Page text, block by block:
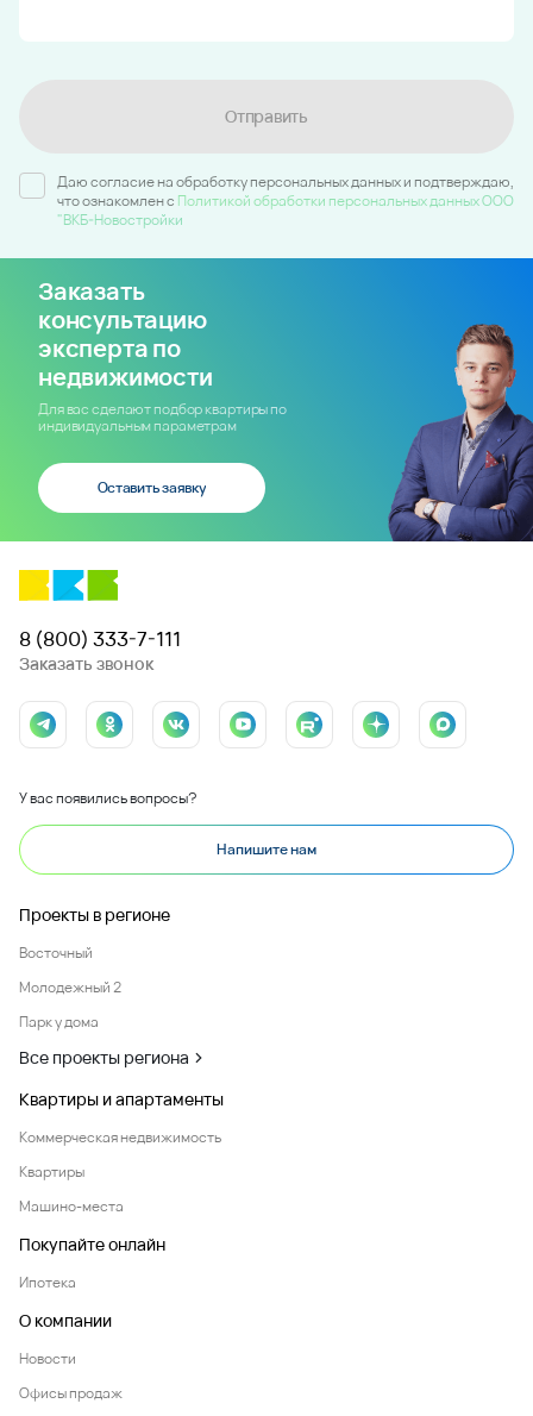
Отправить
Даю согласие на обработку персональных данных и подтверждаю,
что ознакомлен c Политикой обработки персональных данных ООО
"ВКБ-Новостройки
Заказать
консультацию
эксперта по
недвижимости
Для вас сделают подбор квартиры по
индивидуальным параметрам
Оставить заявку
8 (800) 333-7-111
Заказать звонок
У вас появились вопросы?
Напишите нам
Проекты в регионе
Восточный
Молодежный 2
Парк у дома
Все проекты региона
Квартиры и апартаменты
Коммерческая недвижимость
Квартиры
Машино-места
Покупайте онлайн
Ипотека
О компании
Новости
Офисы продаж